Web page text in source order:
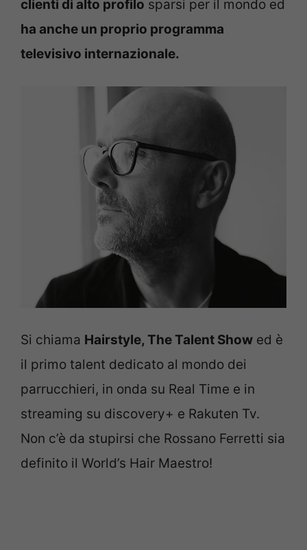
clienti di alto profilo sparsi per il mondo ed
ha anche un proprio programma
televisivo internazionale.
Si chiama Hairstyle, The Talent Show ed è
il primo talent dedicato al mondo dei
parrucchieri, in onda su Real Time e in
streaming su discovery+ e Rakuten Tv.
Non c’è da stupirsi che Rossano Ferretti sia
definito il World’s Hair Maestro!